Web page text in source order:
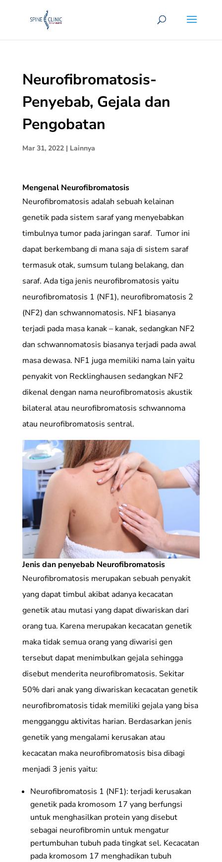
Neurofibromatosis-
Penyebab, Gejala dan
Pengobatan
Mar 31, 2022| Lainnya
Mengenal Neurofibromatosis
Neurofibromatosis adalah sebuah kelainan
genetik pada sistem saraf yang menyebabkan
timbulnya tumor pada jaringan saraf. Tumor ini
dapat berkembang di mana saja di sistem saraf
termasuk otak, sumsum tulang belakang, dan
saraf. Ada tiga jenis neurofibromatosis yaitu
neurofibromatosis 1 (NF1), neurofibromatosis 2
(NF2) dan schwannomatosis. NF1 biasanya
terjadi pada masa kanak – kanak, sedangkan NF2
dan schwannomatosis biasanya terjadi pada awal
masa dewasa. NF1 juga memiliki nama lain yaitu
penyakit von Recklinghausen sedangkan NF2
dikenal dengan nama neurofibromatosis akustik
bilateral atau neurofibromatosis schwannoma
atau neurofibromatosis sentral.
Jenis dan penyebab Neurofibromatosis
Neurofibromatosis merupakan sebuah penyakit
yang dapat timbul akibat adanya kecacatan
genetik atau mutasi yang dapat diwariskan dari
orang tua. Karena merupakan kecacatan genetik
maka tidak semua orang yang diwarisi gen
tersebut dapat menimbulkan gejala sehingga
disebut menderita neurofibromatosis. Sekitar
50% dari anak yang diwariskan kecacatan genetik
neurofibromatosis tidak memiliki gejala yang bisa
mengganggu aktivitas harian. Berdasarkan jenis
genetik yang mengalami kerusakan atau
kecacatan maka neurofibromatosis bisa dibagi
menjadi 3 jenis yaitu:
Neurofibromatosis 1 (NF1): terjadi kerusakan
genetik pada kromosom 17 yang berfungsi
untuk menghasilkan protein yang disebut
sebagai neurofibromin untuk mengatur
pertumbuhan tubuh pada tingkat sel. Kecacatan
pada kromosom 17 menghadikan tubuh